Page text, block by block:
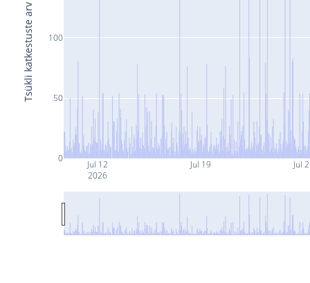
Jul 12
2026
Jul 19 Jul
0
50
100
Tsükli katkestuste arv